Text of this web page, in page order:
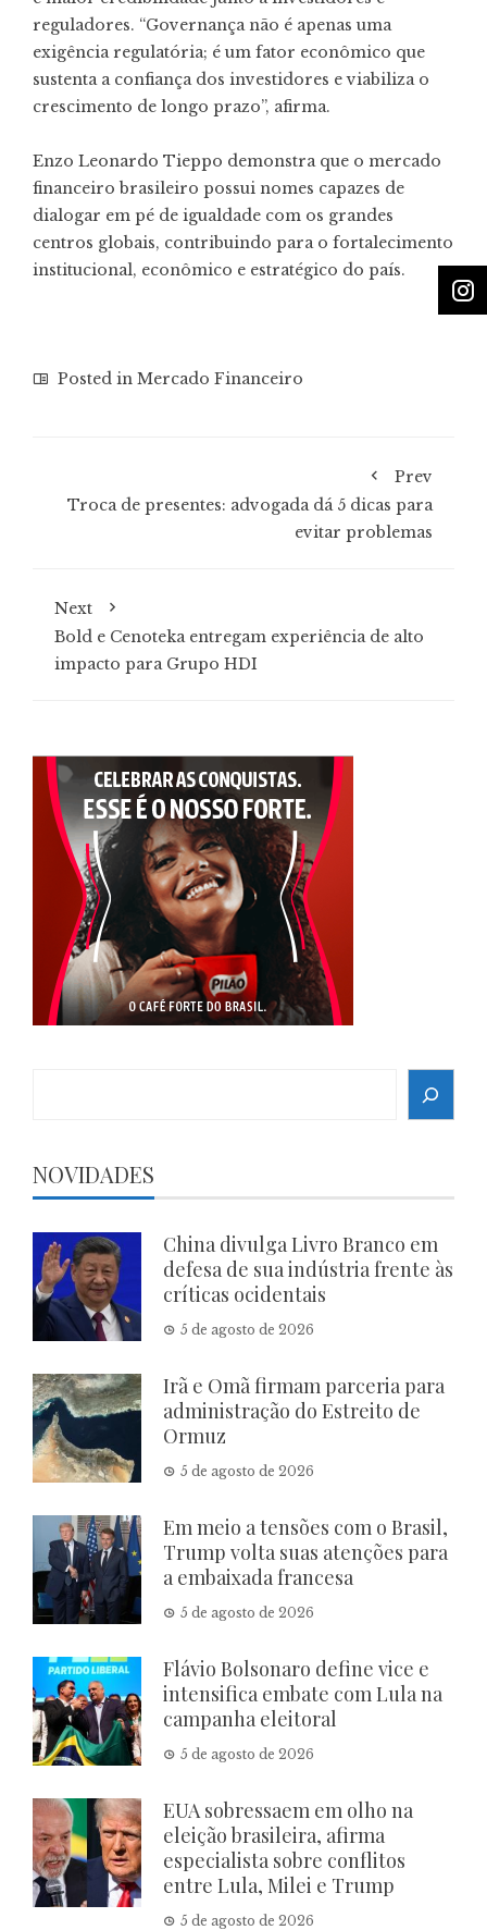
reguladores. “Governança não é apenas uma
exigência regulatória; é um fator econômico que
sustenta a confiança dos investidores e viabiliza o
crescimento de longo prazo”, afirma.
Enzo Leonardo Tieppo demonstra que o mercado
financeiro brasileiro possui nomes capazes de
dialogar em pé de igualdade com os grandes
centros globais, contribuindo para o fortalecimento
institucional, econômico e estratégico do país.
Posted in Mercado Financeiro
Prev
Troca de presentes: advogada dá 5 dicas para
evitar problemas
Next
Bold e Cenoteka entregam experiência de alto
impacto para Grupo HDI
NOVIDADES
China divulga Livro Branco em
defesa de sua indústria frente às
críticas ocidentais
5 de agosto de 2026
Irã e Omã firmam parceria para
administração do Estreito de
Ormuz
5 de agosto de 2026
Em meio a tensões com o Brasil,
Trump volta suas atenções para
a embaixada francesa
5 de agosto de 2026
Flávio Bolsonaro define vice e
intensifica embate com Lula na
campanha eleitoral
5 de agosto de 2026
EUA sobressaem em olho na
eleição brasileira, afirma
especialista sobre conflitos
entre Lula, Milei e Trump
5 de agosto de 2026